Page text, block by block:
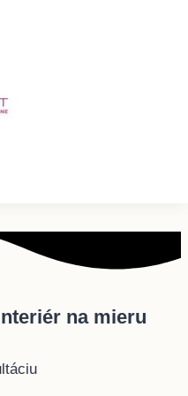
na mieru